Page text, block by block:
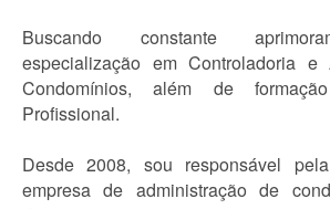
Buscando constante
especialização em Controladoria e
Condomínios, além de
Profissional.
Desde 2008, sou responsável
empresa de administração de